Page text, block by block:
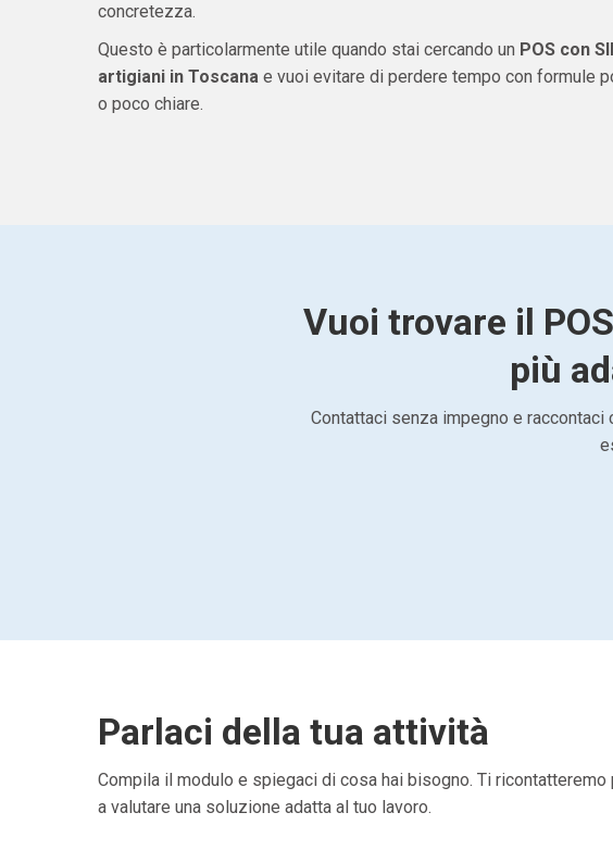
concretezza.
Questo è particolarmente utile quando stai cercando un POS con
artigiani in Toscanae vuoi evitare di perdere tempo con formule
o poco chiare.
Vuoi trovare il
più
Contattaci senza impegno e
Parlaci della tua attività
Compila il modulo e spiegaci di cosa hai bisogno. Ti ricontatteremo
a valutare una soluzione adatta al tuo lavoro.